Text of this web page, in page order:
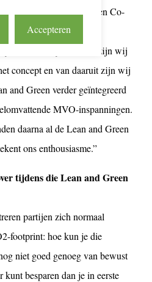
het Lean and Green Co-
Daar waren we op
deze bijeenkomst zijn wij
concept en van daaruit zijn wij
and Green verder geïntegreerd
MVO-inspanningen.
daarna al de Lean and Green
ons enthousiasme.”
tijdens die Lean and Green
partijen zich normaal
footprint: hoe kun je die
niet goed genoeg van bewust
besparen dan je in eerste
Accepteren